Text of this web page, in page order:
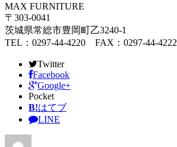
MAX FURNITURE
〒303-0041
茨城県常総市豊岡町乙3240-1
TEL：0297-44-4220 FAX：0297-44-4222
Twitter
Facebook
Google+
Pocket
B!はてブ
LINE